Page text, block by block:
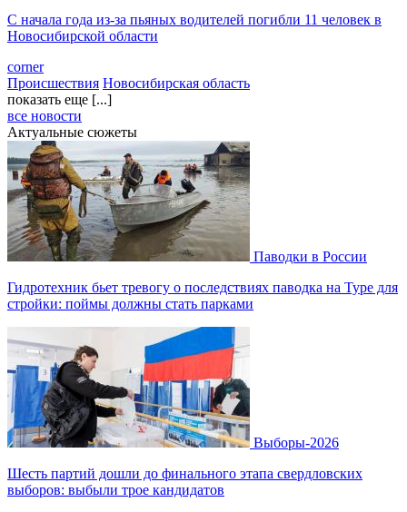
С начала года из‑за пьяных водителей погибли 11 человек в
Новосибирской области
corner
Происшествия Новосибирская область
показать еще [...]
все новости
Актуальные сюжеты
Паводки в России
Гидротехник бьет тревогу о последствиях паводка на Туре для
стройки: поймы должны стать парками
Выборы-2026
Шесть партий дошли до финального этапа свердловских
выборов: выбыли трое кандидатов